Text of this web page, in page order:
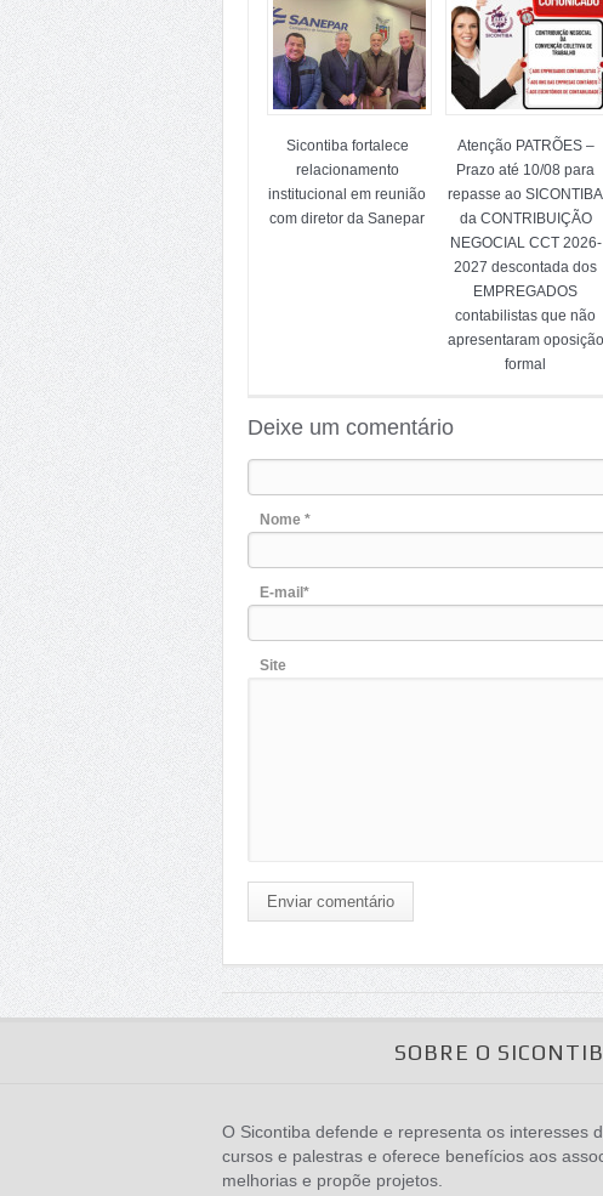
Sicontiba fortalece
relacionamento
institucional em reunião
com diretor da Sanepar
Atenção PATRÕES –
Prazo até 10/08 para
repasse ao SICONTIBA
da CONTRIBUIÇÃO
NEGOCIAL CCT 2026-
2027 descontada dos
EMPREGADOS
contabilistas que não
apresentaram oposição
formal
Deixe um comentário
Nome *
E-mail*
Site
Enviar comentário
SOBRE O
O Sicontiba defende e representa os interesses
cursos e palestras e oferece benefícios aos
melhorias e propõe projetos.